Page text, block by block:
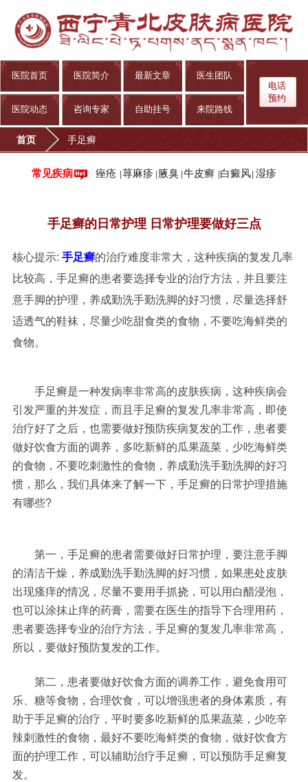
医院首页 医院简介 最新文章 医生团队
医院动态 咨询专家 自助挂号 来院路线
电话
预约
首页 手足癣
常见疾病 痤疮 荨麻疹 腋臭 牛皮癣 白癜风 湿疹
手足癣的日常护理 日常护理要做好三点
核心提示:手足癣的治疗难度非常大，这种疾病的复发几率
比较高，手足癣的患者要选择专业的治疗方法，并且要注
意手脚的护理，养成勤洗手勤洗脚的好习惯，尽量选择舒
适透气的鞋袜，尽量少吃甜食类的食物，不要吃海鲜类的
食物。
手足癣是一种发病率非常高的皮肤疾病，这种疾病会
引发严重的并发症，而且手足癣的复发几率非常高，即使
治疗好了之后，也需要做好预防疾病复发的工作，患者要
做好饮食方面的调养，多吃新鲜的瓜果蔬菜，少吃海鲜类
的食物，不要吃刺激性的食物，养成勤洗手勤洗脚的好习
惯，那么，我们具体来了解一下，手足癣的日常护理措施
有哪些?
第一，手足癣的患者需要做好日常护理，要注意手脚
的清洁干燥，养成勤洗手勤洗脚的好习惯，如果患处皮肤
出现瘙痒的情况，尽量不要用手抓挠，可以用白醋浸泡，
也可以涂抹止痒的药膏，需要在医生的指导下合理用药，
患者要选择专业的治疗方法，手足癣的复发几率非常高，
所以，要做好预防复发的工作。
第二，患者要做好饮食方面的调养工作，避免食用可
乐、糖等食物，合理饮食，可以增强患者的身体素质，有
助于手足癣的治疗，平时要多吃新鲜的瓜果蔬菜，少吃辛
辣刺激性的食物，最好不要吃海鲜类的食物，做好饮食方
面的护理工作，可以辅助治疗手足癣，可以预防手足癣复
发。